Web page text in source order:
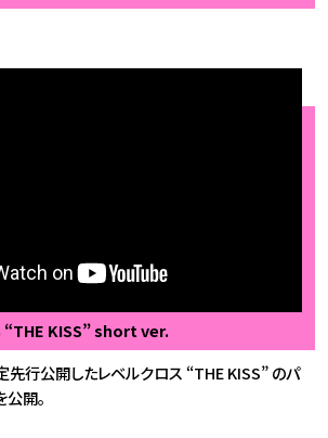
“THE KISS” short ver.
先行公開したレベルクロス “THE KISS” のパ
開。